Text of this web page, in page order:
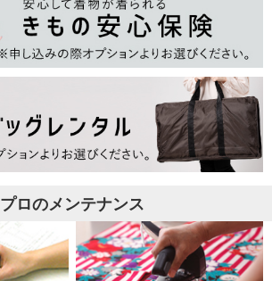
プロのメンテナンス